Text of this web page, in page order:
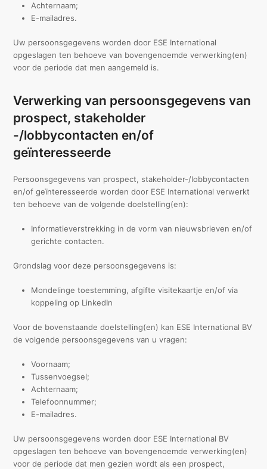
Achternaam;
E-mailadres.
Uw persoonsgegevens worden door ESE International
opgeslagen ten behoeve van bovengenoemde verwerking(en)
voor de periode dat men aangemeld is.
Verwerking van persoonsgegevens van
prospect, stakeholder
-/lobbycontacten en/of
geïnteresseerde
Persoonsgegevens van prospect, stakeholder-/lobbycontacten
en/of geïnteresseerde worden door ESE International verwerkt
ten behoeve van de volgende doelstelling(en):
Informatieverstrekking in de vorm van nieuwsbrieven en/of
gerichte contacten.
Grondslag voor deze persoonsgegevens is:
Mondelinge toestemming, afgifte visitekaartje en/of via
koppeling op LinkedIn
Voor de bovenstaande doelstelling(en) kan ESE International BV
de volgende persoonsgegevens van u vragen:
Voornaam;
Tussenvoegsel;
Achternaam;
Telefoonnummer;
E-mailadres.
Uw persoonsgegevens worden door ESE International BV
opgeslagen ten behoeve van bovengenoemde verwerking(en)
voor de periode dat men gezien wordt als een prospect,